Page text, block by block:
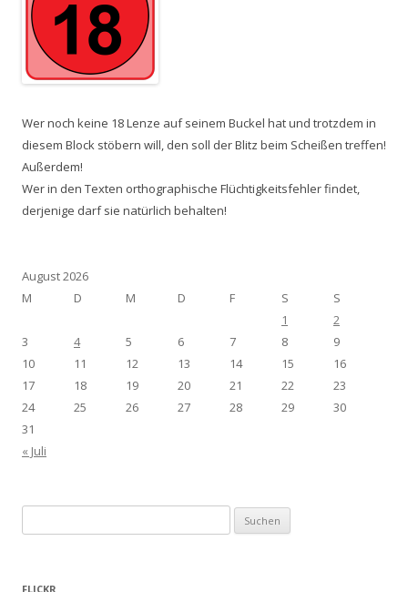
Wer noch keine 18 Lenze auf seinem Buckel hat und trotzdem in
diesem Block stöbern will, den soll der Blitz beim Scheißen treffen!
Außerdem!
Wer in den Texten orthographische Flüchtigkeitsfehler findet,
derjenige darf sie natürlich behalten!
August 2026
M
D M D F S
S
1
2
3
4 5 6 7 8
9
10
11 12 13 14 15
16
17
18 19 20 21 22
23
24
25 26 27 28 29
30
31
« Juli
nach:
FLICKR